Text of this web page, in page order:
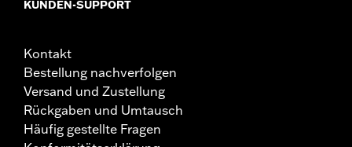
KUNDEN-SUPPORT
Kontakt
Bestellung nachverfolgen
Versand und Zustellung
Rückgaben und Umtausch
Häufig gestellte Fragen